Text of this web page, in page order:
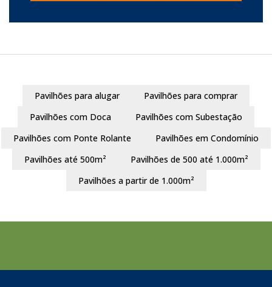
Pavilhões para alugar
Pavilhões para comprar
Pavilhões com Doca
Pavilhões com Subestação
Pavilhões com Ponte Rolante
Pavilhões em Condomínio
Pavilhões até 500m²
Pavilhões de 500 até 1.000m²
Pavilhões a partir de 1.000m²